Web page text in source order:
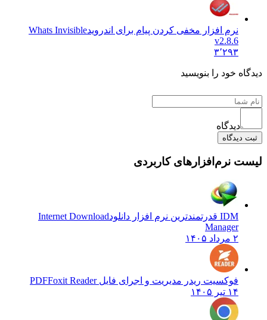
نرم افزار مخفی کردن پیام برای اندرویدWhats Invisible
v2.8.6
۳٬۲۹۳
دیدگاه خود را بنویسید
دیدگاه
ثبت دیدگاه
لیست نرم‌افزارهای کاربردی
IDM قدرتمندترین نرم افزار دانلود
Internet Download
Manager
۲ مرداد ۱۴۰۵
فوکسیت ریدر مدیریت و اجرای فایل PDFFoxit Reader
۱۴ تیر ۱۴۰۵